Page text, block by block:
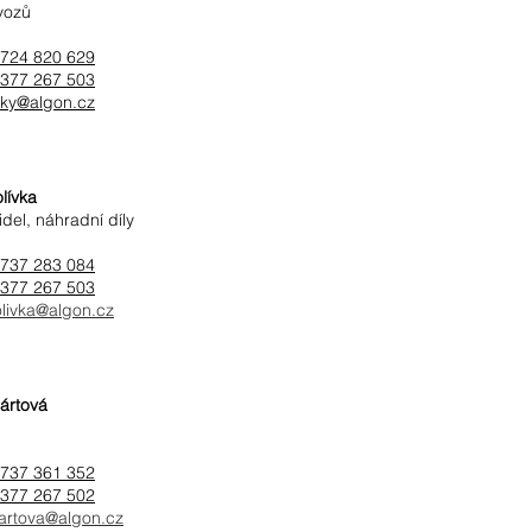
820 629
267 503
náhradní díly
283 084
267 503
361 352
267 502